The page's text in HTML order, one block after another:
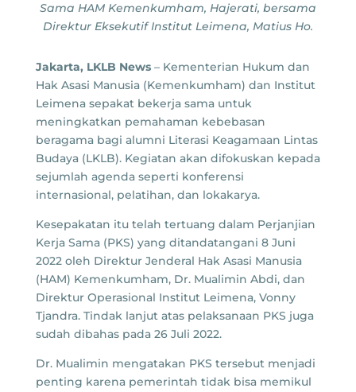
Sama HAM Kemenkumham, Hajerati, bersama
Direktur Eksekutif Institut Leimena, Matius Ho.
Jakarta, LKLB News– Kementerian Hukum dan
Hak Asasi Manusia (Kemenkumham) dan Institut
Leimena sepakat bekerja sama untuk
meningkatkan pemahaman kebebasan
beragama bagi alumni Literasi Keagamaan Lintas
Budaya (LKLB). Kegiatan akan difokuskan kepada
sejumlah agenda seperti konferensi
internasional, pelatihan, dan lokakarya.
Kesepakatan itu telah tertuang dalam Perjanjian
Kerja Sama (PKS) yang ditandatangani 8 Juni
2022 oleh Direktur Jenderal Hak Asasi Manusia
(HAM) Kemenkumham, Dr. Mualimin Abdi, dan
Direktur Operasional Institut Leimena, Vonny
Tjandra. Tindak lanjut atas pelaksanaan PKS juga
sudah dibahas pada 26 Juli 2022.
Dr. Mualimin mengatakan PKS tersebut menjadi
penting karena pemerintah tidak bisa memikul